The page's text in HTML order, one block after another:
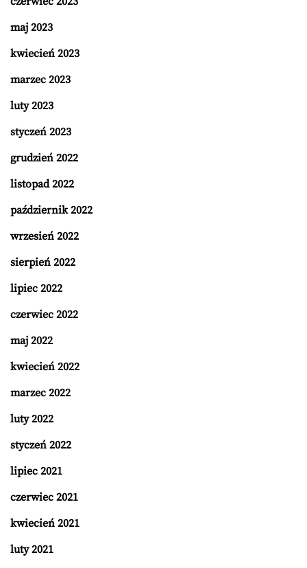
maj 2023
kwiecień 2023
marzec 2023
luty 2023
styczeń 2023
grudzień 2022
listopad 2022
październik 2022
wrzesień 2022
sierpień 2022
lipiec 2022
czerwiec 2022
maj 2022
kwiecień 2022
marzec 2022
luty 2022
styczeń 2022
lipiec 2021
czerwiec 2021
kwiecień 2021
luty 2021